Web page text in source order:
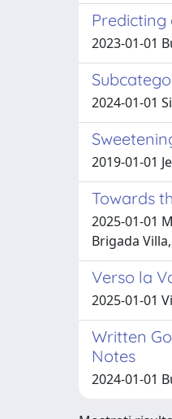
Predicting
2023-01-01
2024-01-01
2019-01-01
Towards
2025-01-01
Brigada
Verso la
2025-01-01
Written
Notes
2024-01-01